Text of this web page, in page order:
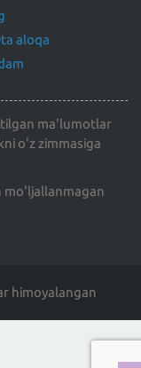
aloqa
ma'lumotlar
o'z zimmasiga
mo'ljallanmagan
himoyalangan